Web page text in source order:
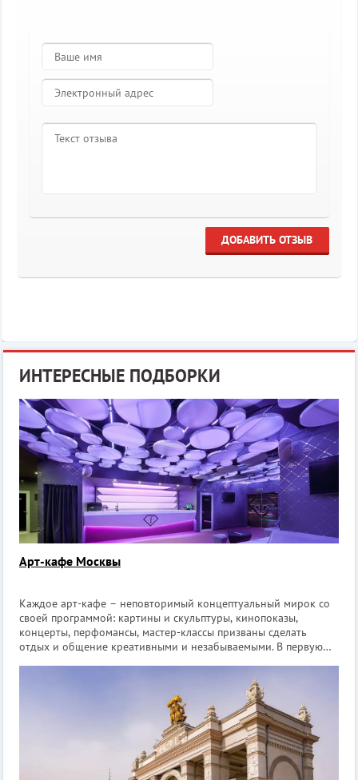
ДОБАВИТЬ ОТЗЫВ
ИНТЕРЕСНЫЕ ПОДБОРКИ
Арт-кафе Москвы
Каждое арт-кафе – неповторимый концептуальный мирок со
своей программой: картины и скульптуры, кинопоказы,
концерты, перфомансы, мастер-классы призваны сделать
отдых и общение креативными и незабываемыми. В первую